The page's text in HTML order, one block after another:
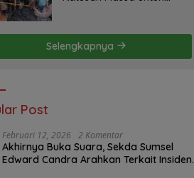
Selengkapnya
Post
Februari 12, 2026 2 Komentar
Akhirnya Buka Suara, Sekda Sumsel
Edward Candra Arahkan Terkait Insiden